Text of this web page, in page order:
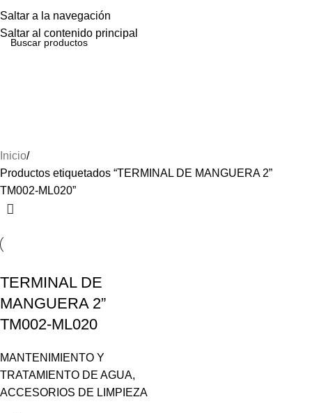
Saltar a la navegación
Saltar al contenido principal
Menú
Inicio
Productos etiquetados “TERMINAL DE MANGUERA 2”
TM002-ML020”
TERMINAL DE
MANGUERA 2”
TM002-ML020
MANTENIMIENTO Y
TRATAMIENTO DE AGUA,
ACCESORIOS DE LIMPIEZA